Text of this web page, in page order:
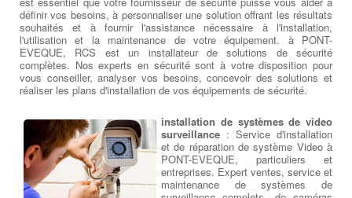
définir vos besoins, à personnaliser une solution offrant les résultats
souhaités et à fournir l'assistance nécessaire à l'installation,
l'utilisation et la maintenance de votre équipement. à PONT-
EVEQUE, RCS est un installateur de solutions de sécurité
complètes. Nos experts en sécurité sont à votre disposition pour
vous conseiller, analyser vos besoins, concevoir des solutions et
réaliser les plans d'installation de vos équipements de sécurité.
installation de systèmes de video
surveillance : Service d'installation
et de réparation de système Video à
PONT-EVEQUE, particuliers et
entreprises. Expert ventes, service et
maintenance de systèmes de